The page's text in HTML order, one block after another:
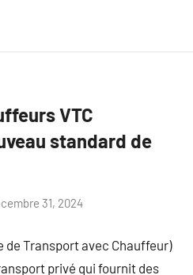
VTC
standard de
31, 2024
de Transport avec Chauffeur)
privé qui fournit des